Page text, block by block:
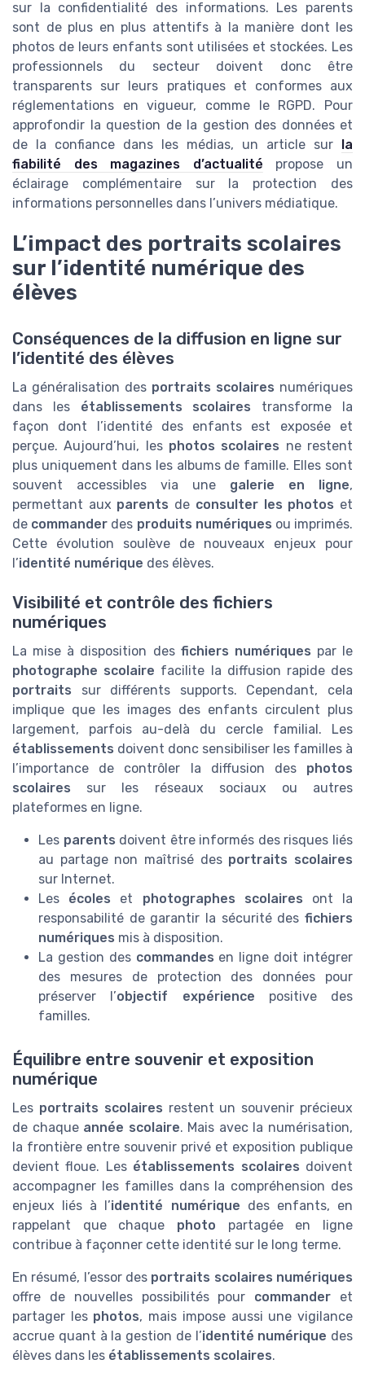
sur la confidentialité des informations. Les parents
sont de plus en plus attentifs à la manière dont les
photos de leurs enfants sont utilisées et stockées. Les
professionnels du secteur doivent donc être
transparents sur leurs pratiques et conformes aux
réglementations en vigueur, comme le RGPD. Pour
approfondir la question de la gestion des données et
de la confiance dans les médias, un article sur
la
fiabilité des magazines d’actualité propose un
éclairage complémentaire sur la protection des
informations personnelles dans l’univers médiatique.
L’impact des portraits scolaires
sur l’identité numérique des
élèves
Conséquences de la diffusion en ligne sur
l’identité des élèves
La généralisation des portraits scolaires numériques
dans les établissements scolaires transforme la
façon dont l’identité des enfants est exposée et
perçue. Aujourd’hui, les photos scolaires ne restent
plus uniquement dans les albums de famille. Elles sont
souvent accessibles via une galerie en ligne,
permettant aux parents de consulter les photos et
de commander des produits numériques ou imprimés.
Cette évolution soulève de nouveaux enjeux pour
l’identité numérique des élèves.
Visibilité et contrôle des fichiers
numériques
La mise à disposition des fichiers numériques par le
photographe scolaire facilite la diffusion rapide des
portraits sur différents supports. Cependant, cela
implique que les images des enfants circulent plus
largement, parfois au-delà du cercle familial. Les
établissements doivent donc sensibiliser les familles à
l’importance de contrôler la diffusion des photos
scolaires sur les réseaux sociaux ou autres
plateformes en ligne.
Les parents doivent être informés des risques liés
au partage non maîtrisé des portraits scolaires
sur Internet.
Les écoles et photographes scolaires ont la
responsabilité de garantir la sécurité des fichiers
numériques mis à disposition.
La gestion des commandes en ligne doit intégrer
des mesures de protection des données pour
préserver l’objectif expérience positive des
familles.
Équilibre entre souvenir et exposition
numérique
Les portraits scolaires restent un souvenir précieux
de chaque année scolaire. Mais avec la numérisation,
la frontière entre souvenir privé et exposition publique
devient floue. Les établissements scolaires doivent
accompagner les familles dans la compréhension des
enjeux liés à l’identité numérique des enfants, en
rappelant que chaque photo partagée en ligne
contribue à façonner cette identité sur le long terme.
En résumé, l’essor des portraits scolaires numériques
offre de nouvelles possibilités pour commander et
partager les photos, mais impose aussi une vigilance
accrue quant à la gestion de l’identité numérique des
élèves dans les établissements scolaires.